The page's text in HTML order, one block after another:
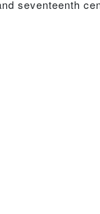
seventeenth